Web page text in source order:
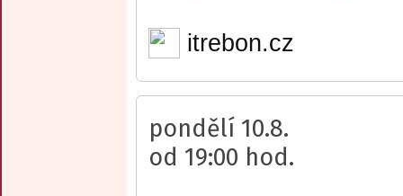
itrebon.cz
pondělí 10.8.
od 19:00 hod.